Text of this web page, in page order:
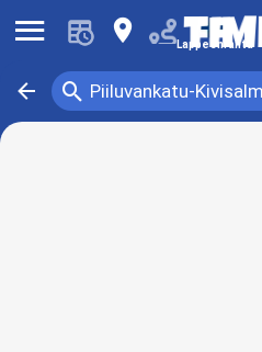
󰍜 󰍎 Lappeenranta
󰁍 󰍉